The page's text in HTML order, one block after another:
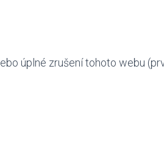
úplné zrušení tohoto webu